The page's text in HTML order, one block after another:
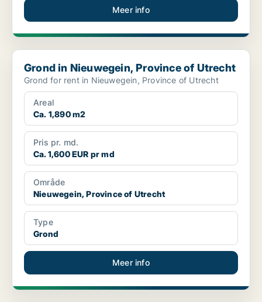
Meer info
Grond in Nieuwegein, Province of Utrecht
Grond in Nieuwegein, Province of Utrecht
Grond for rent in Nieuwegein, Province of Utrecht
Areal
Ca. 1,890 m2
Pris pr. md.
Ca. 1,600 EUR pr md
Område
Nieuwegein, Province of Utrecht
Type
Grond
Meer info